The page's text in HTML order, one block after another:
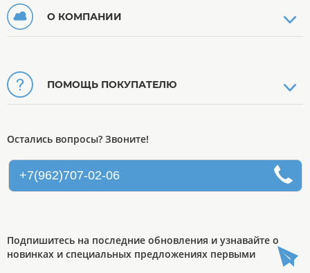
О КОМПАНИИ
ПОМОЩЬ ПОКУПАТЕЛЮ
Остались вопросы? Звоните!
+7(962)707-02-06
Подпишитесь на последние обновления и узнавайте о
новинках и специальных предложениях первыми